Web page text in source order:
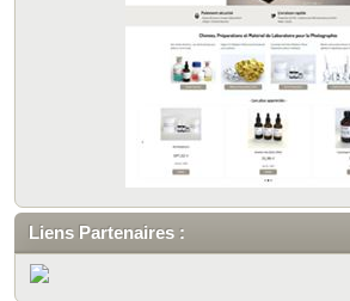
Liens Partenaires :